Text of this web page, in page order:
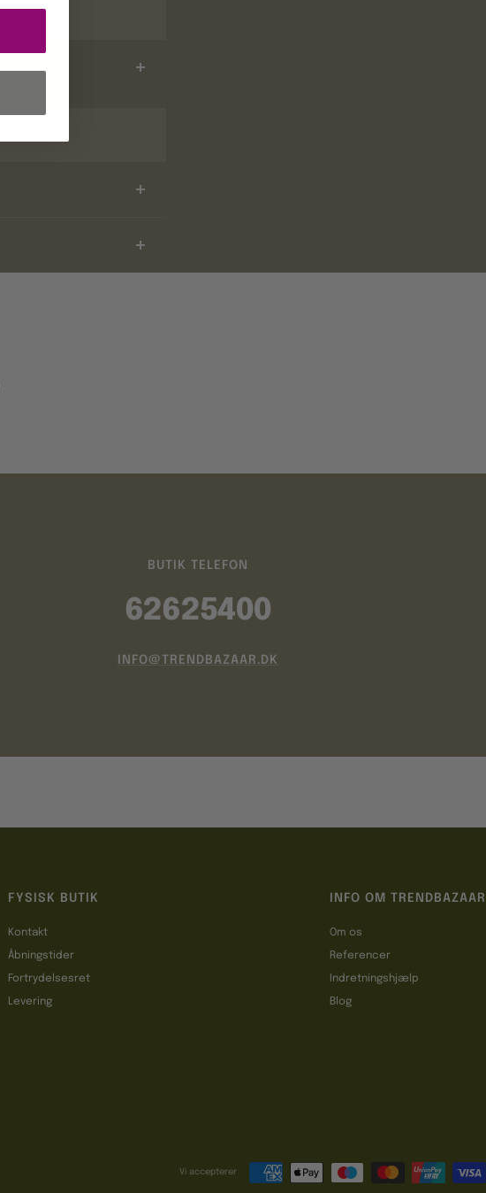
BUTIK TELEFON
62625400
INFO@TRENDBAZAAR.DK
FYSISK BUTIK
Kontakt
Åbningstider
Fortrydelsesret
Levering
INFO OM TRENDBAZAAR
Om os
Referencer
Indretningshjælp
Blog
Vi accepterer